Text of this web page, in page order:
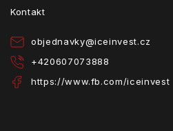
Kontakt
objednavky@iceinvest.cz
+420607073888
https://www.fb.com/iceinvest